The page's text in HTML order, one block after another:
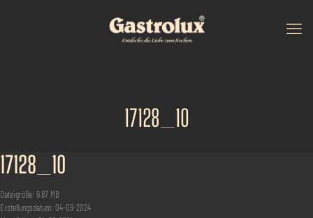
17128_10
17128_10
Dateigröße: 6.87 MB
Erstellungsdatum: 04-09-2024